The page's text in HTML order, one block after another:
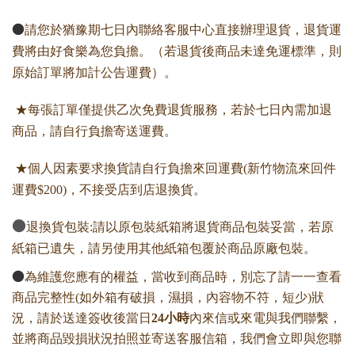
●請您於猶豫期七日內聯絡客服中心直接辦理退貨，退貨運
費將由好食樂為您負擔。（若退貨後商品未達免運標準，則
原始訂單將加計公告運費）。
★每張訂單僅提供乙次免費退貨服務，若於七日內需加退
商品，請自行負擔寄送運費。
★個人因素要求換貨請自行負擔來回運費(新竹物流來回件
運費$200)，不接受店到店退換貨。
●退換貨包裝:請以原包裝紙箱將退貨商品包裝妥當，若原
紙箱已遺失，請另使用其他紙箱包覆於商品原廠包裝。
●為維護您應有的權益，當收到商品時，別忘了請一一查看
商品完整性(如外箱有破損，濕損，內容物不符，短少)狀
況，請於送達簽收後當日 24小時內來信或來電與我們聯繫，
並將商品毀損狀況拍照並寄送客服信箱，我們會立即與您聯